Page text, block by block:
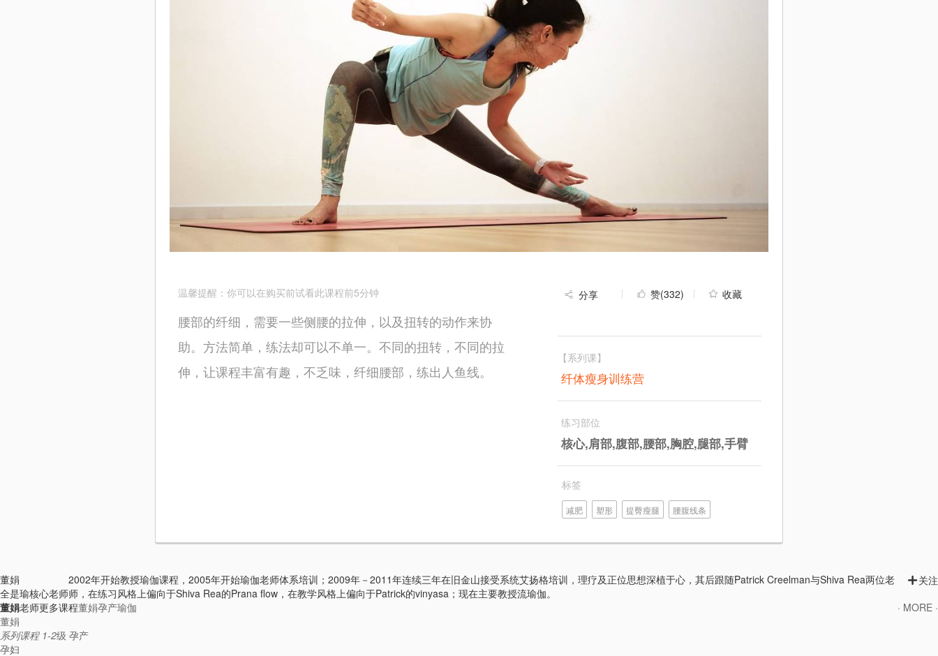
温馨提醒：你可以在购买前试看此课程前5分钟
腰部的纤细，需要一些侧腰的拉伸，以及扭转的动作来协
助。方法简单，练法却可以不单一。不同的扭转，不同的拉
伸，让课程丰富有趣，不乏味，纤细腰部，练出人鱼线。
分享 赞(332) 收藏
【系列课】
纤体瘦身训练营
练习部位
核心,肩部,腹部,腰部,胸腔,腿部,手臂
标签
减肥 塑形 提臀瘦腿 腰腹线条
董娟
全是瑜核心老师
关注
2002年开始教授瑜伽课程，2005年开始瑜伽老师体系培训；2009年－2011年连续三年在旧金山接受系统艾扬格培训，理疗及正位思想深植于心，其后跟随Patrick Creelman与Shiva Rea两位老
师，在练习风格上偏向于Shiva Rea的Prana flow，在教学风格上偏向于Patrick的vinyasa；现在主要教授流瑜伽。
董娟老师更多课程 · MORE ·
董娟孕产瑜伽
董娟
系列课程 1-2级 孕产
孕妇